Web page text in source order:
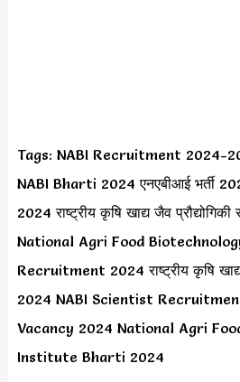
Tags: NABI Recruitment 2024-
NABI Bharti 2024 एनएबीआई भर्ती
2024 राष्ट्रीय कृषि खाद्य जैव
National Agri Food
Recruitment 2024 राष्ट्रीय कृषि खाद्य
2024 NABI Scientist
Vacancy 2024 National Agri
Institute Bharti 2024